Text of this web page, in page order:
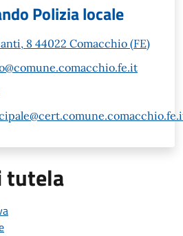
Polizia locale
8 44022 Comacchio (FE)
tutela